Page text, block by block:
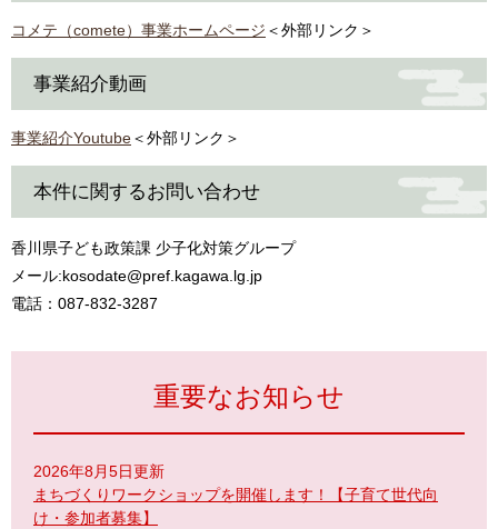
コメテ（comete）事業ホームページ ＜外部リンク＞
事業紹介動画
事業紹介Youtube＜外部リンク＞
本件に関するお問い合わせ
香川県子ども政策課 少子化対策グループ
メール:kosodate@pref.kagawa.lg.jp
電話：087-832-3287
重要なお知らせ
2026年8月5日更新
まちづくりワークショップを開催します！【子育て世代向
け・参加者募集】